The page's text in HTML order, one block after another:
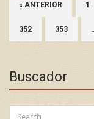
« ANTERIOR 1
352 353
Buscador
Search